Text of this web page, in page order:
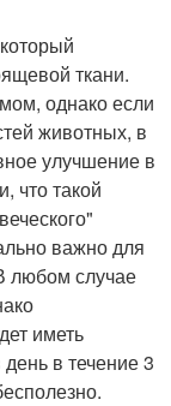
ткани.
однако если
животных, в
улучшение в
что такой
важно для
любом случае
иметь
в течение 3